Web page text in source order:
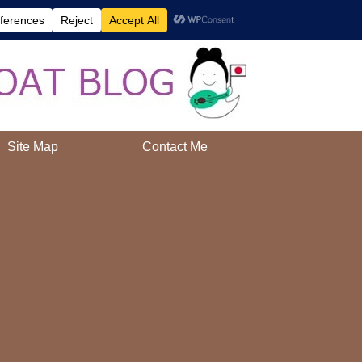
Site Map Contact Me